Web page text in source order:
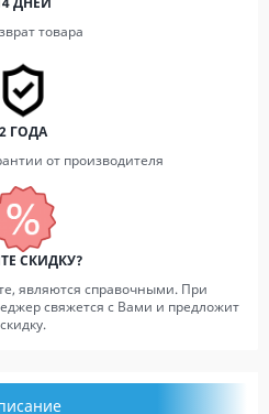
товара
2 ГОДА
от производителя
СКИДКУ?
являются справочными. При
свяжется с Вами и предложит
скидку.